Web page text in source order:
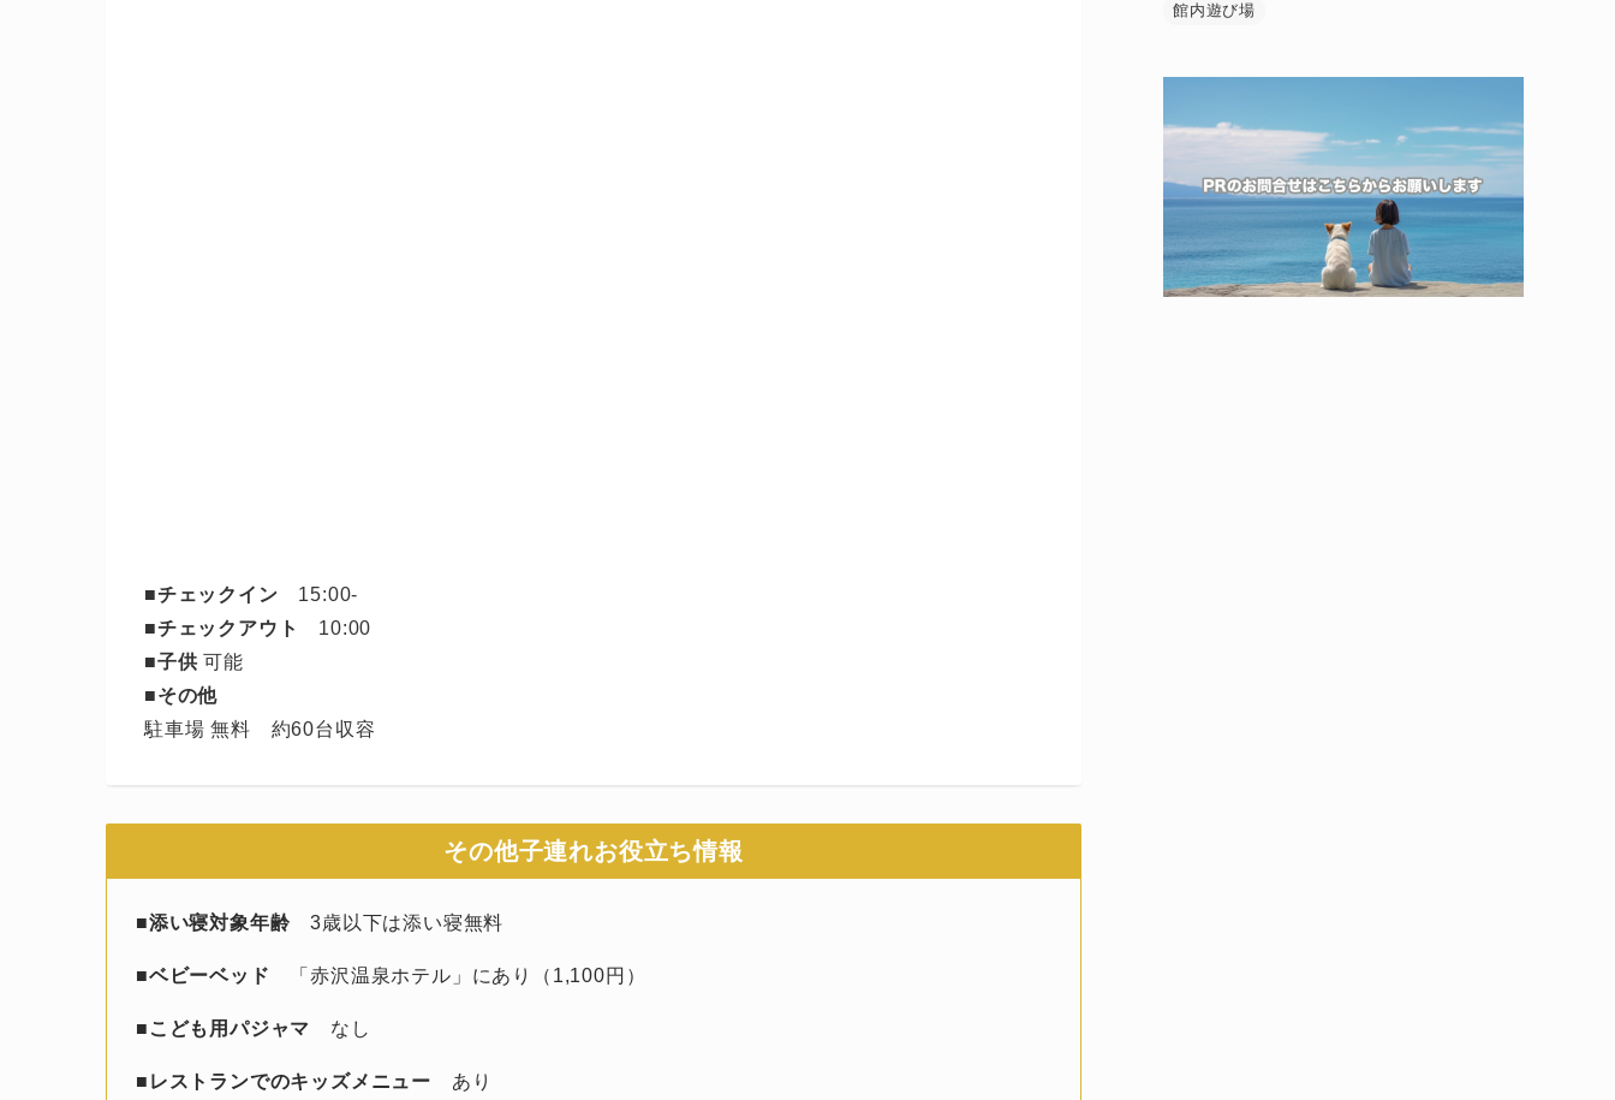
■チェックイン 15:00-
■チェックアウト
10:00
■子供 可能
■その他
駐車場 無料 約60台収容
その他子連れお役立ち情報
■添い寝対象年齢 3歳以下は添い寝無料
■ベビーベッド 「赤沢温泉ホテル」にあり（1,100円）
■ こども用パジャマ なし
■ レストランでのキッズメニュー あり
館内遊び場